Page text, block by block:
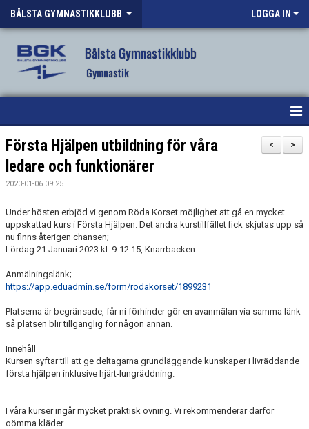
BÅLSTA GYMNASTIKKLUBB LOGGA IN
Bålsta Gymnastikklubb
Gymnastik
HEM
NYHETER
VÅR VERKSAMHET
FÖRENINGSKLÄDER BGK
DOKUMENT
ANMÄLAN
LEDARE
>
<
Första Hjälpen utbildning för våra
ledare och funktionärer
2023-01-06 09:25
Under hösten erbjöd vi genom Röda Korset möjlighet att gå en mycket
uppskattad kurs i Första Hjälpen. Det andra kurstillfället fick skjutas upp så
nu finns återigen chansen;
Lördag 21 Januari 2023 kl 9-12:15, Knarrbacken
Anmälningslänk;
https://app.eduadmin.se/form/rodakorset/1899231
Platserna är begränsade, får ni förhinder gör en avanmälan via samma länk
så platsen blir tillgänglig för någon annan.
Innehåll
Kursen syftar till att ge deltagarna grundläggande kunskaper i livräddande
första hjälpen inklusive hjärt-lungräddning.
I våra kurser ingår mycket praktisk övning. Vi rekommenderar därför
oömma kläder.